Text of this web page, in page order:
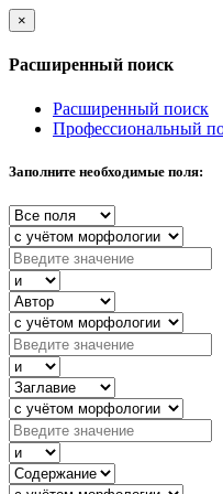
×
Расширенный поиск
Расширенный поиск
Профессиональный
Заполните необходимые поля: